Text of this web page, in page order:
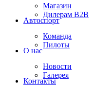
Магазин
Дилерам B2B
Автоспорт
Команда
Пилоты
О нас
Новости
Галерея
Контакты